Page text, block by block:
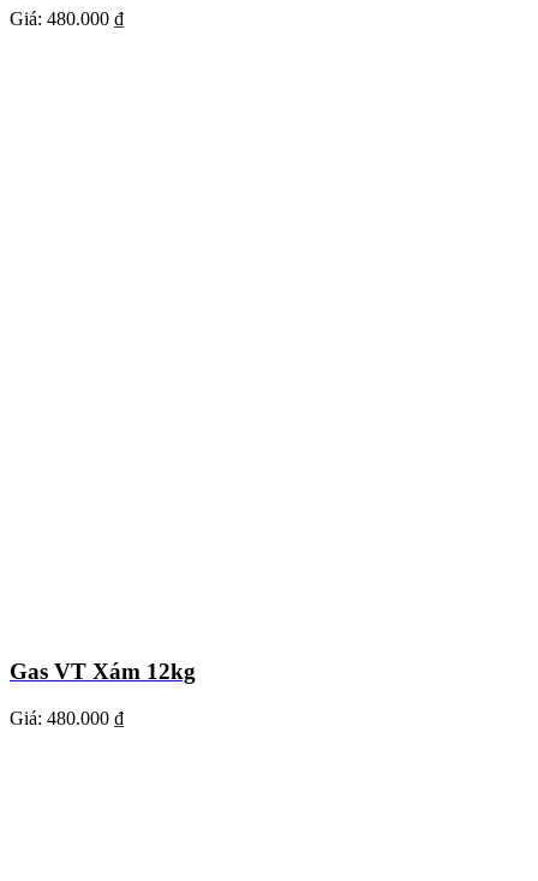
Giá: 480.000 ₫
Gas VT Xám 12kg
Giá: 480.000 ₫